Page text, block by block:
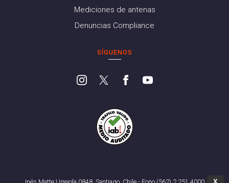
Mediciones de antenas
Denuncias Compliance
SÍGUENOS
X